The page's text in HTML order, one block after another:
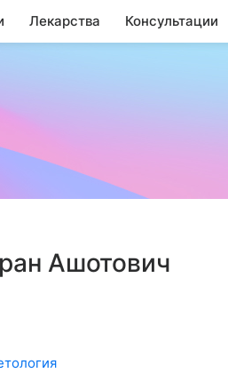
Лекарства Консультации
Ашотович